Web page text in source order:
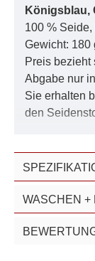
Königsblau,
100 %
Gewicht: 180
Preis bezieht
Abgabe nur
Sie erhalten
den
Weitere
jeweils 10
in der Suche
WASCHEN +